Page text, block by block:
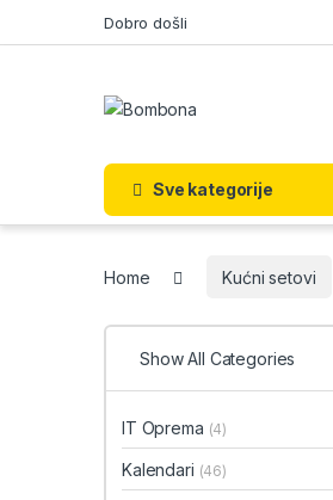
Dobro došli
Sve kategorije
Home Kućni setovi
Show All Categories
IT Oprema (4)
Kalendari (46)